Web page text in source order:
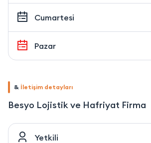
Cumartesi
Pazar
& İletişim detayları
Besyo Lojistik ve Hafriyat Firma
Yetkili